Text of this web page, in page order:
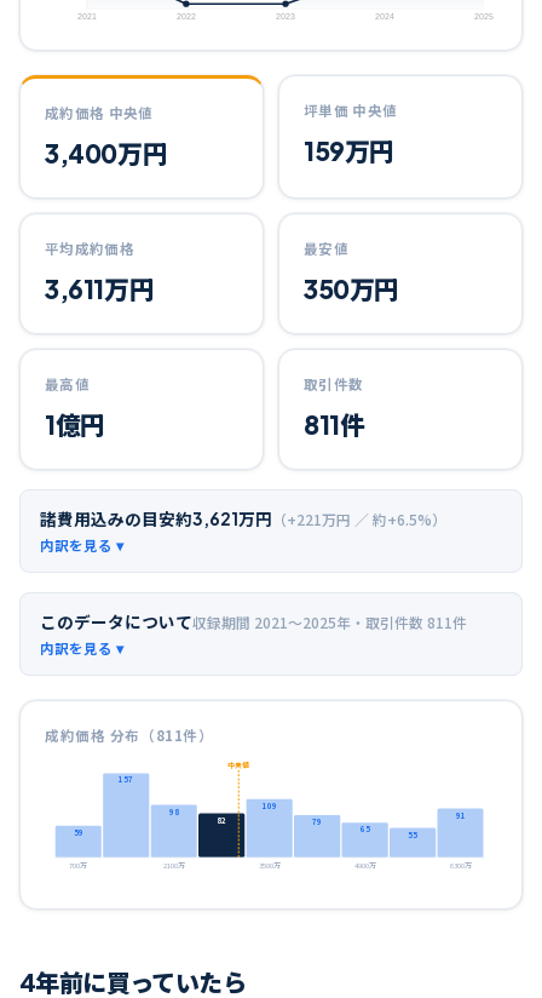
2021 2022 2023 2024 2025
成約価格 中央値
3,400万円
坪単価 中央値
159万円
平均成約価格
3,611万円
最安値
350万円
最高値
1億円
取引件数
811件
諸費用込みの目安約3,621万円 （+221万円 ／ 約+6.5%）
このデータについて収録期間 2021〜2025年 ・取引件数 811件
成約価格 分布（811件）
59
157
98
82
109
79
65 55
91
700万 2100万 3500万 4900万 6300万
中央値
4年前に買っていたら